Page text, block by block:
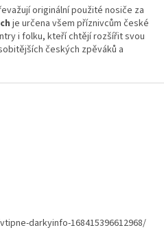
i
s
u
originální použité nosiče za
je určena všem příznivcům české
i folku, kteří chtějí rozšířit svou
českých zpěváků a
darkyinfo-168415396612968/